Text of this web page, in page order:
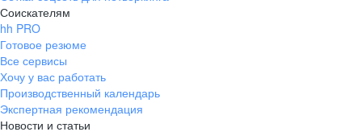
Соискателям
hh PRO
Готовое резюме
Все сервисы
Хочу у вас работать
Производственный календарь
Экспертная рекомендация
Новости и статьи